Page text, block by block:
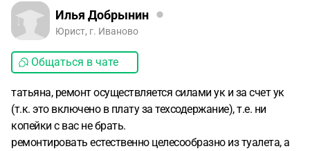
Илья Добрынин
Юрист, г. Иваново
Общаться в чате
татьяна, ремонт осуществляется силами ук и за счет ук
(т.к. это включено в плату за техсодержание), т.е. ни
копейки с вас не брать.
ремонтировать естественно целесообразно из туалета, а